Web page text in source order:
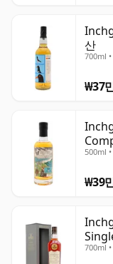
산
700ml
₩37
년산
500ml
₩39
700ml